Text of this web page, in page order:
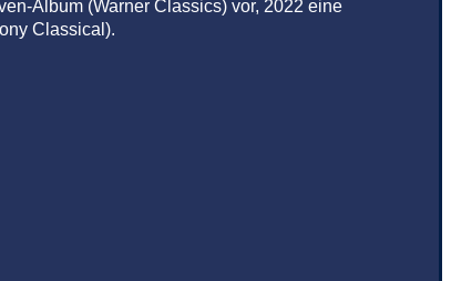
Album (Warner Classics) vor, 2022 eine
Classical).